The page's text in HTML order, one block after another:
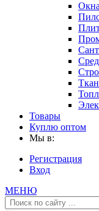
Товары
Куплю оптом
Мы в:
Регистрация
Вход
МЕНЮ